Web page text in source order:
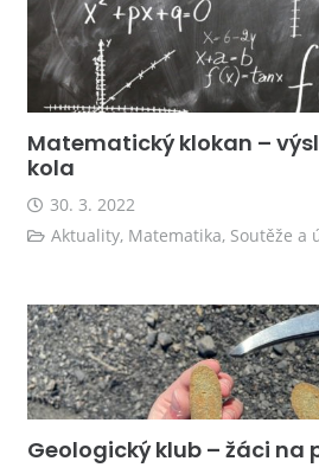
Matematický klokan –
kola
30. 3. 2022
Aktuality, Matematika, Soutěže a
Geologický klub – žáci na